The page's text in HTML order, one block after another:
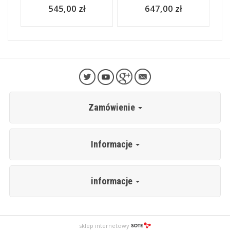
545,00 zł 647,00 zł
Zamówienie
Informacje
informacje
sklep internetowy